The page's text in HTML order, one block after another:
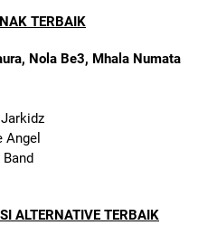
TERBAIK
Nola Be3, Mhala Numata
Angel
ALTERNATIVE TERBAIK